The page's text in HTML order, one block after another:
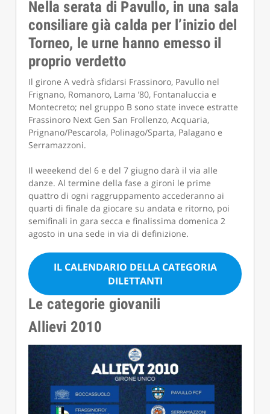
Nella serata di Pavullo, in una sala
consiliare già calda per l’inizio del
Torneo, le urne hanno emesso il
proprio verdetto
Il girone A vedrà sfidarsi Frassinoro, Pavullo nel
Frignano, Romanoro, Lama ’80, Fontanaluccia e
Montecreto; nel gruppo B sono state invece estratte
Frassinoro Next Gen San Frollenzo, Acquaria,
Prignano/Pescarola, Polinago/Sparta, Palagano e
Serramazzoni.
Il weeekend del 6 e del 7 giugno darà il via alle
danze. Al termine della fase a gironi le prime
quattro di ogni raggruppamento accederanno ai
quarti di finale da giocare su andata e ritorno, poi
semifinali in gara secca e finalissima domenica 2
agosto in una sede in via di definizione.
IL CALENDARIO DELLA CATEGORIA
DILETTANTI
Le categorie giovanili
Allievi 2010